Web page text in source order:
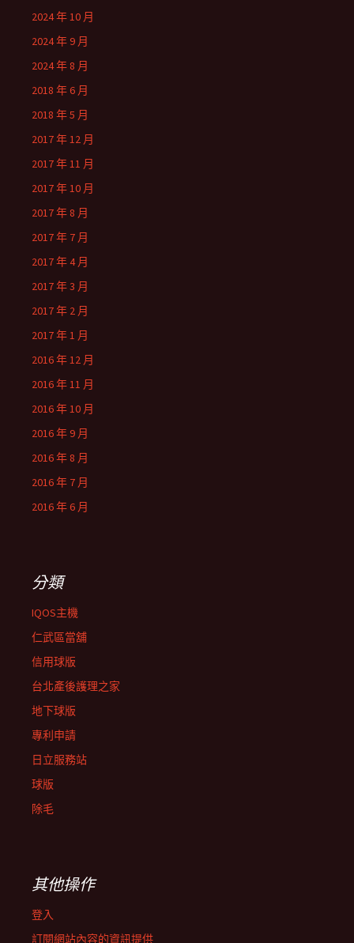
2024 年 10 月
2024 年 9 月
2024 年 8 月
2018 年 6 月
2018 年 5 月
2017 年 12 月
2017 年 11 月
2017 年 10 月
2017 年 8 月
2017 年 7 月
2017 年 4 月
2017 年 3 月
2017 年 2 月
2017 年 1 月
2016 年 12 月
2016 年 11 月
2016 年 10 月
2016 年 9 月
2016 年 8 月
2016 年 7 月
2016 年 6 月
分類
IQOS主機
仁武區當舖
信用球版
台北產後護理之家
地下球版
專利申請
日立服務站
球版
除毛
其他操作
登入
訂閱網站內容的資訊提供